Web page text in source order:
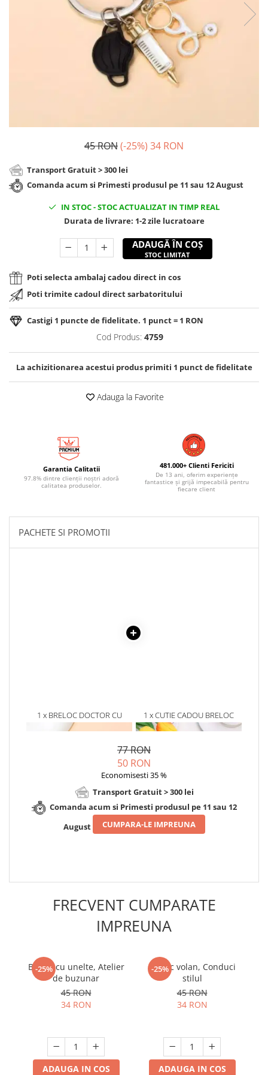
Pentru Copilul din tine
Cadouri de Casa Noua
Cadouri pentru Sefi
Cel ce are tot
Cadouri Nunta si Cununie civila
Cani si Termosuri
Produse pentru Calatorie
Cadouri Sfantul Alexandru
Cadouri Constantin si Elena
45 RON(-25%) 34 RON
Transport Gratuit > 300 lei
Comanda acum si Primesti produsul pe 11 sau 12 August
IN STOC-STOC ACTUALIZAT IN TIMP REAL
Durata de livrare: 1-2 zile lucratoare
ADAUGĂ ÎN COȘ
STOC LIMITAT
Poti selecta ambalaj cadou direct in cos
Poti trimite cadoul direct sarbatoritului
Castigi 1 puncte de fidelitate. 1 punct = 1 RON
Cod Produs: 4759
La achizitionarea acestui produs primiti 1 punct de fidelitate
Adauga la Favorite
Garantia Calitatii
97.8% dintre clienții noștri adoră
calitatea produselor.
481.000+ Clienti Fericiti
De 13 ani, oferim experiențe
fantastice și grijă impecabilă pentru
fiecare client
PACHETE SI PROMOTII
1 x BRELOC DOCTOR CU
SIMBOLURI MEDICALE
1 x CUTIE CADOU BRELOC
77 RON
50 RON
Economisesti 35 %
Transport Gratuit > 300 lei
Comanda acum si Primesti produsul pe 11 sau 12
August
CUMPARA-LE IMPREUNA
FRECVENT CUMPARATE
IMPREUNA
-25%
Breloc cu unelte, Atelier
de buzunar
45 RON
34 RON
ADAUGA IN COS
-25%
Breloc volan, Conduci
stilul
45 RON
34 RON
ADAUGA IN COS